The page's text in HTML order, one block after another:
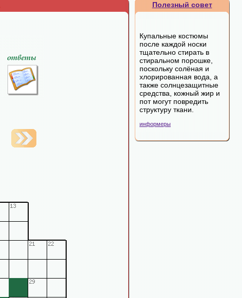
Полезный совет
Купальные костюмы
после каждой носки
тщательно стирать в
стиральном порошке,
поскольку солёная и
хлорированная вода, а
также солнцезащитные
средства, кожный жир и
пот могут повредить
структуру ткани.
информеры